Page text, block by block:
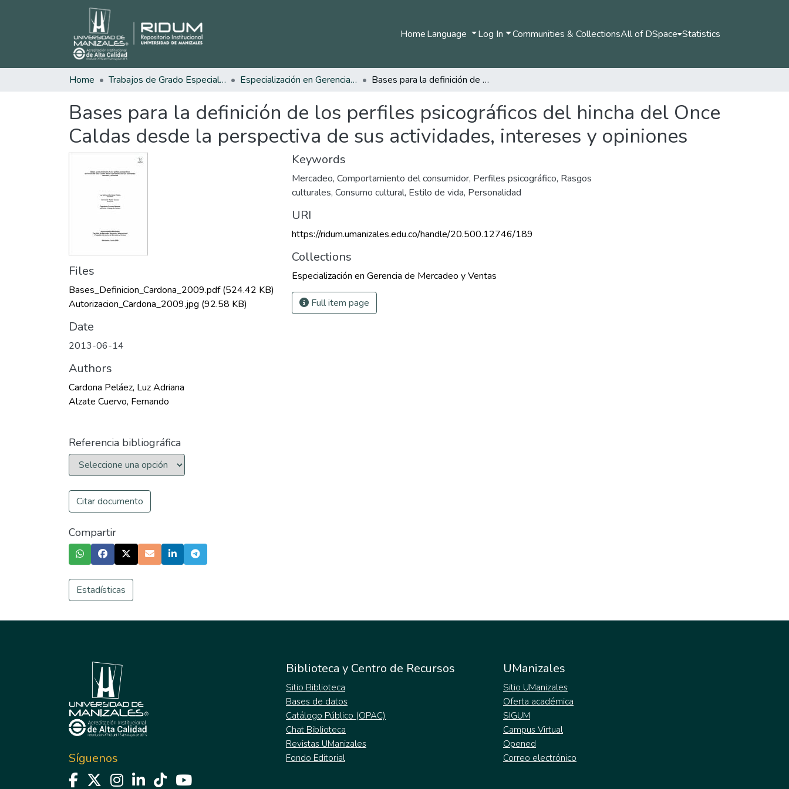
HomeLanguage Log In Communities & CollectionsAll of DSpace Statistics
Home Trabajos de Grado Especializaciones Especialización en Gerencia de Mercadeo y Ventas Bases para la definición de los perfiles psicográficos del hincha del Once Caldas desde la perspectiva de sus actividades, intereses y opiniones
Bases para la definición de los perfiles psicográficos del hincha del Once
Caldas desde la perspectiva de sus actividades, intereses y opiniones
Files
Bases_Definicion_Cardona_2009.pdf(524.42 KB)
Autorizacion_Cardona_2009.jpg (92.58 KB)
Date
2013-06-14
Authors
Cardona Peláez, Luz Adriana
Alzate Cuervo, Fernando
Referencia bibliográfica
Citar documento
Compartir
Estadísticas
Keywords
Mercadeo, Comportamiento del consumidor, Perfiles psicográfico, Rasgos
culturales, Consumo cultural, Estilo de vida, Personalidad
URI
https://ridum.umanizales.edu.co/handle/20.500.12746/189
Collections
Especialización en Gerencia de Mercadeo y Ventas
Full item page
Síguenos
Biblioteca y Centro de Recursos
Sitio Biblioteca
Bases de datos
Catálogo Público (OPAC)
Chat Biblioteca
Revistas UManizales
Fondo Editorial
UManizales
Sitio UManizales
Oferta académica
SIGUM
Campus Virtual
Opened
Correo electrónico